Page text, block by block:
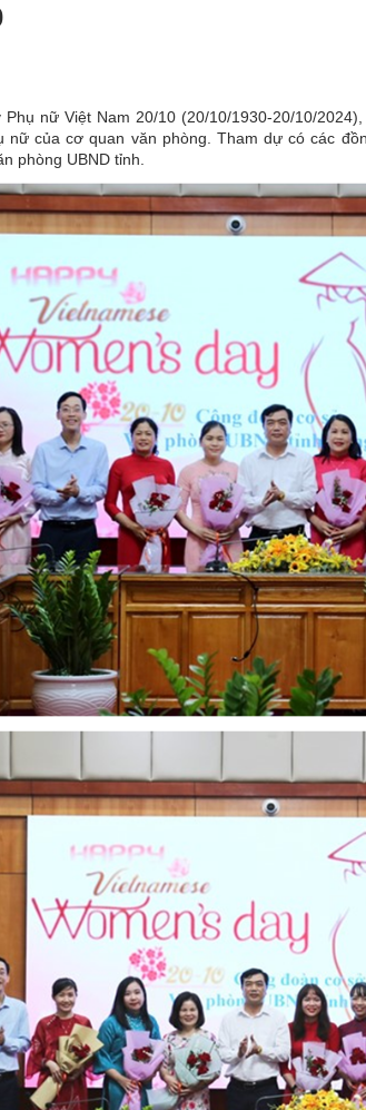
nữ Việt Nam 20/10 (20/10/1930-20/10/
nữ của cơ quan văn phòng. Tham dự có các
phòng UBND tỉnh.